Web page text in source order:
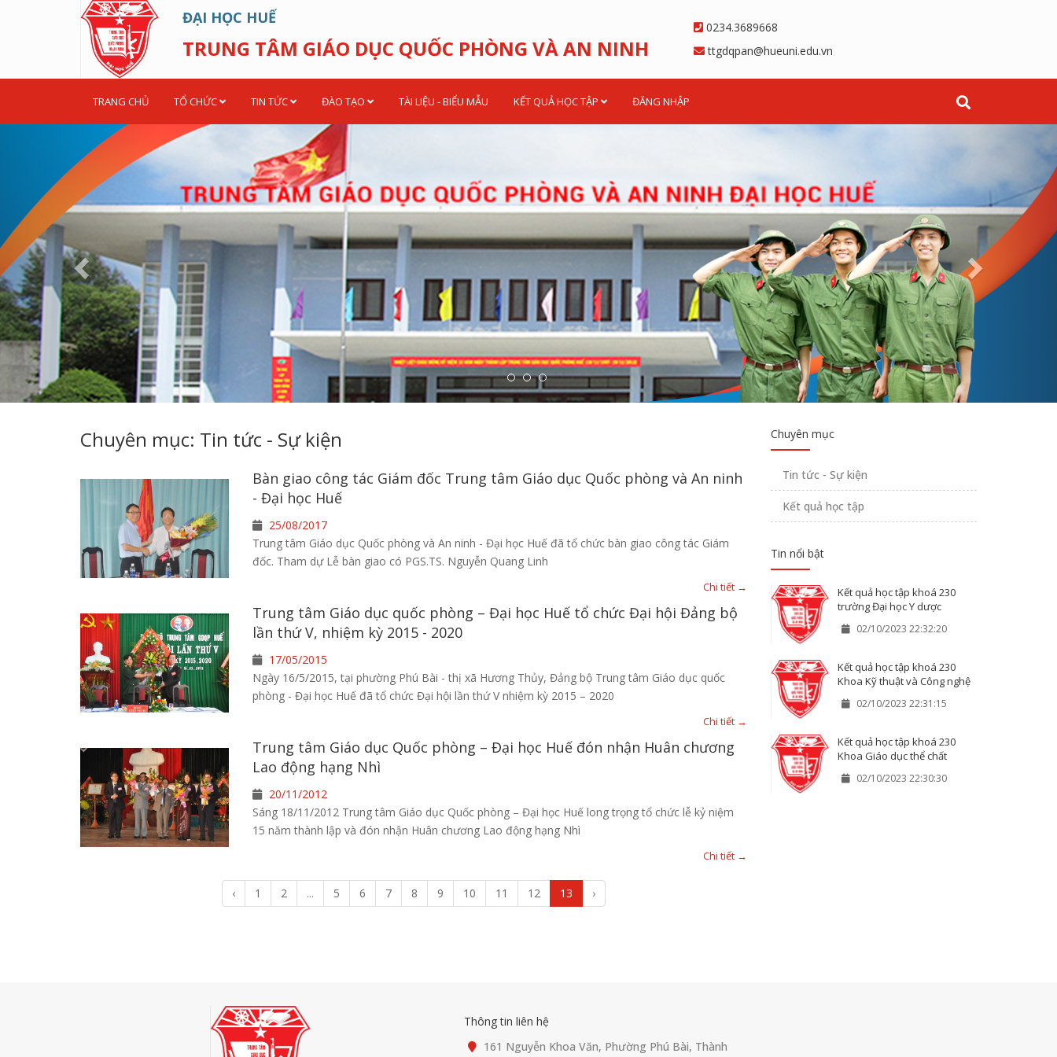
ĐẠI HỌC HUẾ
TRUNG TÂM GIÁO DỤC QUỐC PHÒNG VÀ AN NINH
0234.3689668
ttgdqpan@hueuni.edu.vn
TRANG CHỦ TỔ CHỨC TIN TỨC ĐÀO TẠO TÀI LIỆU - BIỂU MẪU KẾT QUẢ HỌC TẬP ĐĂNG NHẬP
Previous
Chuyên mục: Tin tức - Sự kiện
Bàn giao công tác Giám đốc Trung tâm Giáo dục Quốc phòng và An ninh
- Đại học Huế
25/08/2017
Trung tâm Giáo dục Quốc phòng và An ninh - Đại học Huế đã tổ chức bàn giao công tác Giám
đốc. Tham dự Lễ bàn giao có PGS.TS. Nguyễn Quang Linh
Chi tiết →
Trung tâm Giáo dục quốc phòng – Đại học Huế tổ chức Đại hội Đảng bộ
lần thứ V, nhiệm kỳ 2015 - 2020
17/05/2015
Ngày 16/5/2015, tại phường Phú Bài - thị xã Hương Thủy, Đảng bộ Trung tâm Giáo dục quốc
phòng - Đại học Huế đã tổ chức Đại hội lần thứ V nhiệm kỳ 2015 – 2020
Chi tiết →
Trung tâm Giáo dục Quốc phòng – Đại học Huế đón nhận Huân chương
Lao động hạng Nhì
20/11/2012
Sáng 18/11/2012 Trung tâm Giáo dục Quốc phòng – Đại học Huế long trọng tổ chức lễ kỷ niệm
15 năm thành lập và đón nhận Huân chương Lao động hạng Nhì
Chi tiết →
‹ 1 2 ... 5 6 7 8 9 10 11 12 13 ›
Chuyên mục
Tin tức - Sự kiện
Kết quả học tập
Tin nổi bật
Kết quả học tập khoá 230
trường Đại học Y dược
02/10/2023 22:32:20
Kết quả học tập khoá 230
Khoa Kỹ thuật và Công nghệ
02/10/2023 22:31:15
Kết quả học tập khoá 230
Khoa Giáo dục thể chất
02/10/2023 22:30:30
Thông tin liên hệ
161 Nguyễn Khoa Văn, Phường Phú Bài, Thành